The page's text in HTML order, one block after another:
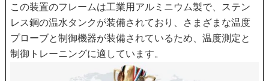
この装置のフレームは工業用アルミニウム製で、ステン
レス鋼の温水タンクが装備されており、さまざまな温度
プローブと制御機器が装備されているため、温度測定と
制御トレーニングに適しています。